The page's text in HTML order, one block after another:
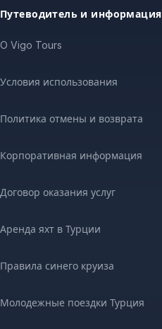
Путеводитель и информация
O Vigo Tours
Условия использования
Политика отмены и возврата
Корпоративная информация
Договор оказания услуг
Аренда яхт в Турции
Правила синего круиза
Молодежные поездки Турция